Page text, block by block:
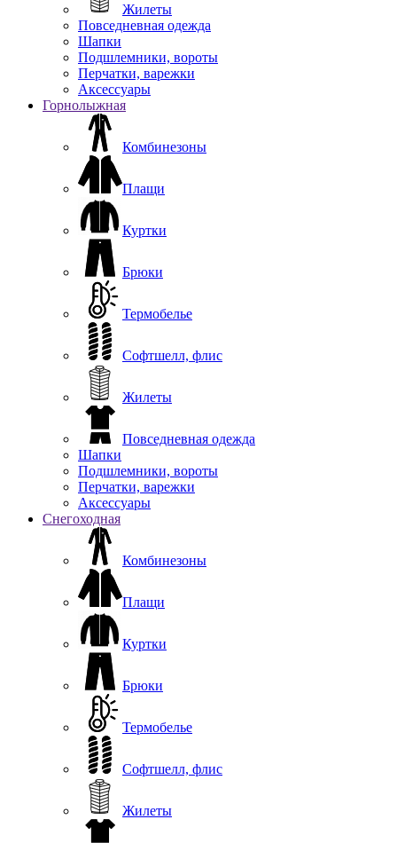
Жилеты
Повседневная одежда
Шапки
Подшлемники, вороты
Перчатки, варежки
Аксессуары
Горнолыжная
Комбинезоны
Плащи
Куртки
Брюки
Термобелье
Софтшелл, флис
Жилеты
Повседневная одежда
Шапки
Подшлемники, вороты
Перчатки, варежки
Аксессуары
Снегоходная
Комбинезоны
Плащи
Куртки
Брюки
Термобелье
Софтшелл, флис
Жилеты